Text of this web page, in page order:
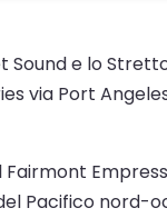
e lo
via Port
Pacifico nord-